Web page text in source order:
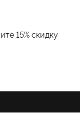
15% скидку